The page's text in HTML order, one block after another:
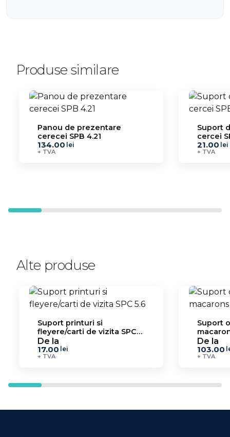
Produse similare
Panou de prezentare
cerecei SPB 4.21
134.00 lei
+ TVA
Suport
cercei
21.00 lei
+ TVA
Alte produse
Suport printuri si
fleyere/carti de vizita SPC
5.6
De la
17.00 lei
+ TVA
Suport
De la
103.00
+ TVA